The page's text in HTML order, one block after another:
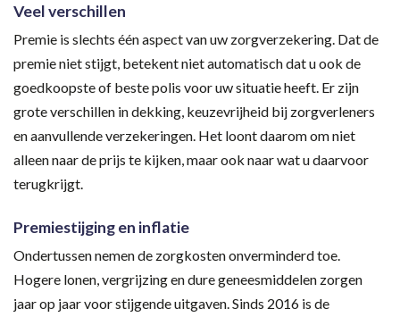
Veel verschillen
Premie is slechts één aspect van uw zorgverzekering. Dat de
premie niet stijgt, betekent niet automatisch dat u ook de
goedkoopste of beste polis voor uw situatie heeft. Er zijn
grote verschillen in dekking, keuzevrijheid bij zorgverleners
en aanvullende verzekeringen. Het loont daarom om niet
alleen naar de prijs te kijken, maar ook naar wat u daarvoor
terugkrijgt.
Premiestijging en inflatie
Ondertussen nemen de zorgkosten onverminderd toe.
Hogere lonen, vergrijzing en dure geneesmiddelen zorgen
jaar op jaar voor stijgende uitgaven. Sinds 2016 is de